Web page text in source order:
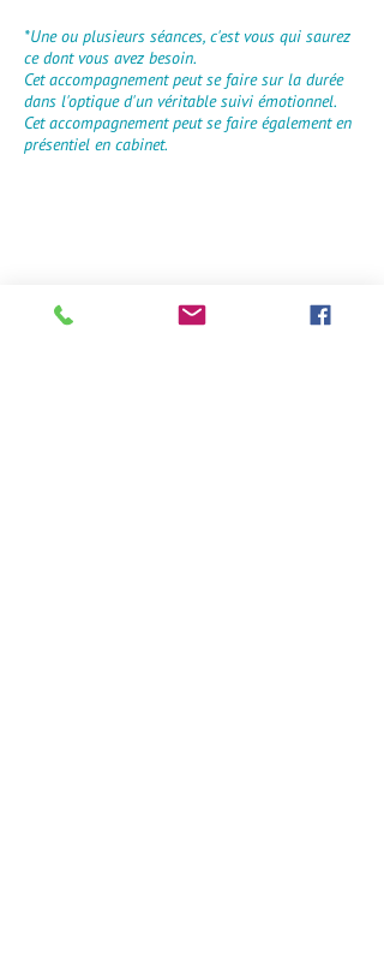
*Une ou plusieurs séances, c'est vous qui saurez
ce dont vous avez besoin.
Cet accompagnement peut se faire sur la durée
dans l'optique d'un véritable suivi émotionnel.
Cet accompagnement peut se faire également en
présentiel en cabinet.